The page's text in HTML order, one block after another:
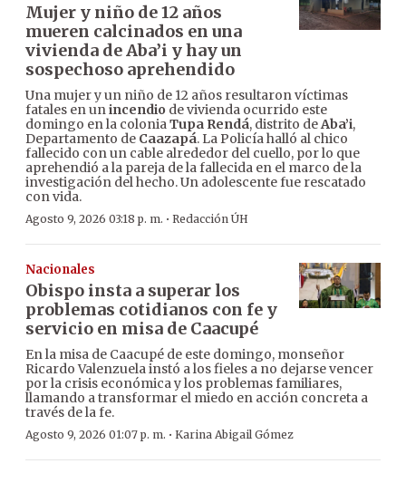
Mujer y niño de 12 años
mueren calcinados en una
vivienda de Aba’i y hay un
sospechoso aprehendido
Una mujer y un niño de 12 años resultaron víctimas
fatales en unincendio de vivienda ocurrido este
domingo en la coloniaTupa Rendá, distrito deAba’i,
Departamento de Caazapá. La Policía halló al chico
fallecido con un cable alrededor del cuello, por lo que
aprehendió a la pareja de la fallecida en el marco de la
investigación del hecho. Un adolescente fue rescatado
con vida.
Agosto 9, 2026 03:18 p. m. · Redacción ÚH
Nacionales
Obispo insta a superar los
problemas cotidianos con fe y
servicio en misa de Caacupé
En la misa de Caacupé de este domingo, monseñor
Ricardo Valenzuela instó a los fieles a no dejarse vencer
por la crisis económica y los problemas familiares,
llamando a transformar el miedo en acción concreta a
través de la fe.
Agosto 9, 2026 01:07 p. m. · Karina Abigail Gómez